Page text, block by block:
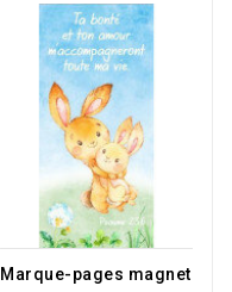
RUPTURE DE STOCK
Marque-pages magnet